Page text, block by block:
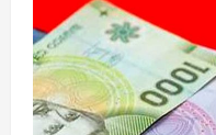
agosto:
Conoce
el
paso
a
paso
para
postular